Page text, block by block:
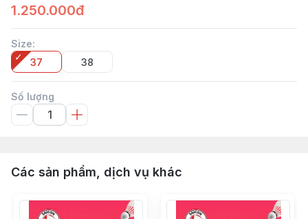
1.250.000đ
Size:
37
38
Số lượng
Các sản phẩm, dịch vụ khác